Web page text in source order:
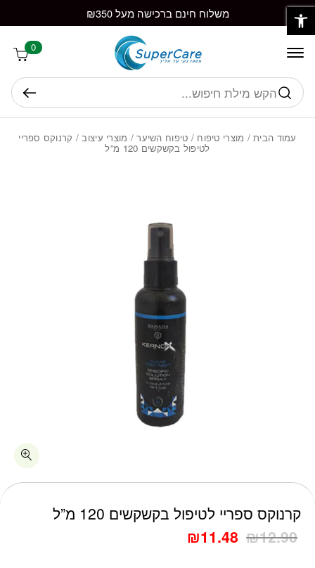
Skip to Content משלוח חינם ברכישה מעל ₪350
0
חיפוש
עמוד הבית/ מוצרי טיפוח / טיפוח השיער/ מוצרי עיצוב/ קרנוקס ספריי
לטיפול בקשקשים 120 מ”ל
קרנוקס ספריי לטיפול בקשקשים 120 מ”ל
₪12.90
₪11.48
כמות קרנוקס ספריי לטיפול בקשקשים 120 מ"ל
בחזרה למעלה
פתח סרגל נגישות